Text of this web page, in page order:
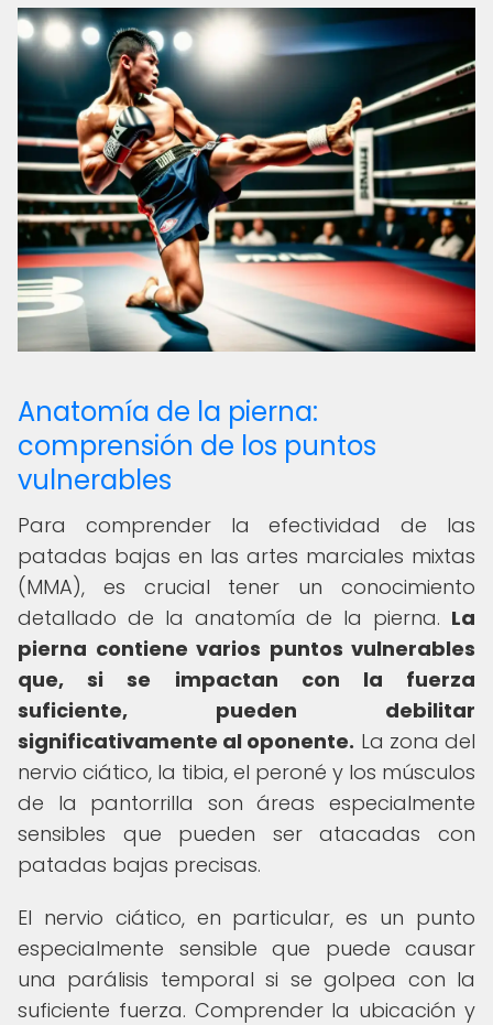
Anatomía de la pierna:
comprensión de los puntos
vulnerables
Para comprender la efectividad de las
patadas bajas en las artes marciales mixtas
(MMA), es crucial tener un conocimiento
detallado de la anatomía de la pierna. La
pierna contiene varios puntos vulnerables
que, si se impactan con la fuerza
suficiente, pueden debilitar
significativamente al oponente. La zona del
nervio ciático, la tibia, el peroné y los músculos
de la pantorrilla son áreas especialmente
sensibles que pueden ser atacadas con
patadas bajas precisas.
El nervio ciático, en particular, es un punto
especialmente sensible que puede causar
una parálisis temporal si se golpea con la
suficiente fuerza. Comprender la ubicación y